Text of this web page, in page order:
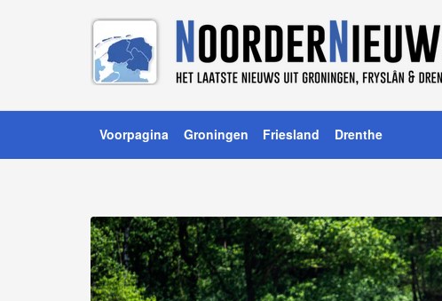
Voorpagina Groningen Friesland Drenthe